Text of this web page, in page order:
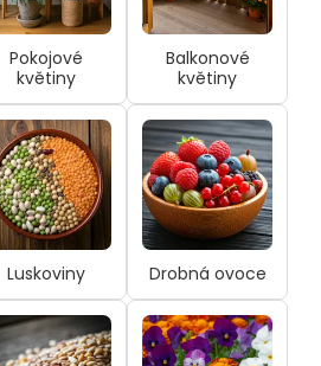
Pokojové
květiny
Balkonové
květiny
Luskoviny Drobná ovoce